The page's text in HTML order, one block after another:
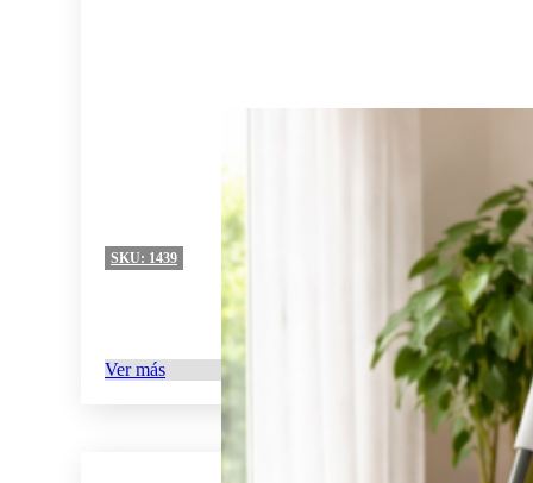
SKU: 1439
Ver más